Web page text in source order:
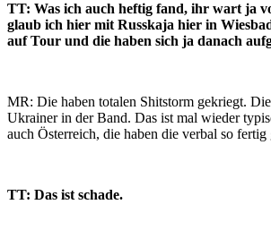
TT: Was ich auch heftig fand, ihr wart ja
glaub ich hier mit Russkaja hier in
auf Tour und die haben sich ja danach
MR: Die haben totalen Shitstorm gekriegt.
Ukrainer in der Band. Das ist mal wieder
auch Österreich, die haben die verbal so fertig
TT: Das ist schade.